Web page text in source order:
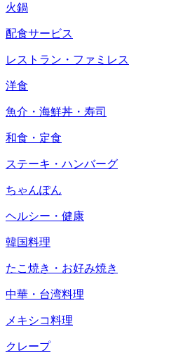
火鍋
配食サービス
レストラン・ファミレス
洋食
魚介・海鮮丼・寿司
和食・定食
ステーキ・ハンバーグ
ちゃんぽん
ヘルシー・健康
韓国料理
たこ焼き・お好み焼き
中華・台湾料理
メキシコ料理
クレープ